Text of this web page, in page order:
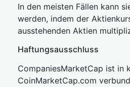
In den meisten Fällen kann
werden, indem der
ausstehenden Aktien
Haftungsausschluss
CompaniesMarketCap ist in
CoinMarketCap.com